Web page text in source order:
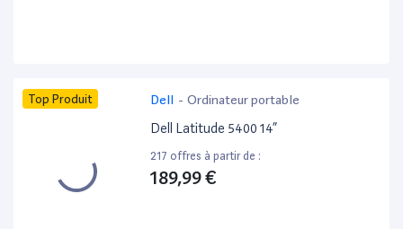
Top Produit Dell - Ordinateur portable
Dell Latitude 5400 14”
217 offres à partir de :
189,99 €